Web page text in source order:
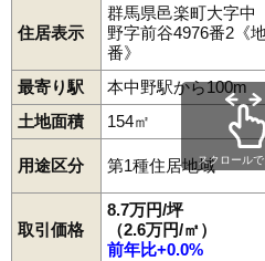
住居表示
群馬県邑楽町大字中
野字前谷4976番2《
番》
最寄り駅 本中野駅から100m
土地面積
154㎡
用途区分 第1種住居地域
取引価格
8.7万円/坪
（2.6万円/㎡）
前年比+0.0%
スクロール